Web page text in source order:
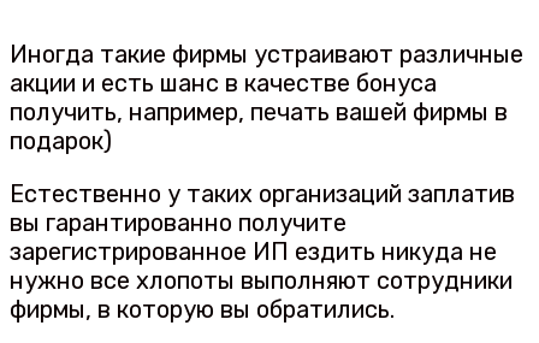
Иногда такие фирмы устраивают различные
акции и есть шанс в качестве бонуса
получить, например, печать вашей фирмы в
подарок)
Естественно у таких организаций заплатив
вы гарантированно получите
зарегистрированное ИП ездить никуда не
нужно все хлопоты выполняют сотрудники
фирмы, в которую вы обратились.